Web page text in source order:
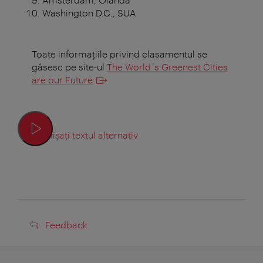
Washington D.C., SUA
Toate informaţiile privind clasamentul se
găsesc pe site-ul The World´s Greenest Cities
are our Future
Afișați textul alternativ
Feedback
Feedback